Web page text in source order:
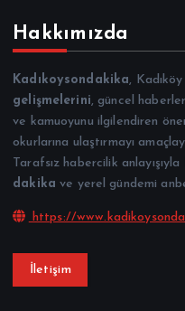
Hakkımızda
Kadıkoysondakika,
gelişmelerini, güncel
ve kamuoyunu ilgilendiren
okurlarına ulaştırmayı
Tarafsız habercilik anlayışıyla
dakika ve yerel gündemi
https://
İletişim